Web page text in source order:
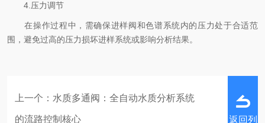
4.压力调节
在操作过程中，需确保进样阀和色谱系统内的压力处于合适范
围，避免过高的压力损坏进样系统或影响分析结果。
上一个： 水质多通阀：全自动水质分析系统
的流路控制核心 返回列